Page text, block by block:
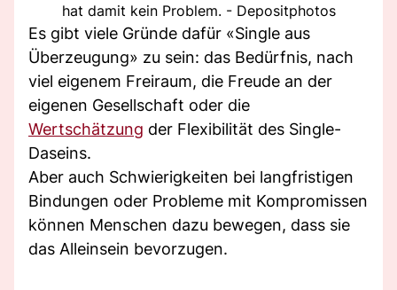
hat damit kein Problem. - Depositphotos
Es gibt viele Gründe dafür «Single aus
Überzeugung» zu sein: das Bedürfnis, nach
viel eigenem Freiraum, die Freude an der
eigenen Gesellschaft oder die
Wertschätzung der Flexibilität des Single-
Daseins.
Aber auch Schwierigkeiten bei langfristigen
Bindungen oder Probleme mit Kompromissen
können Menschen dazu bewegen, dass sie
das Alleinsein bevorzugen.